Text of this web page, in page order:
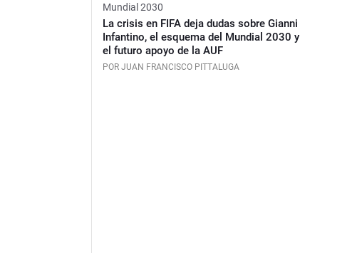
Mundial 2030
La crisis en FIFA deja dudas sobre Gianni
Infantino, el esquema del Mundial 2030 y
el futuro apoyo de la AUF
POR JUAN FRANCISCO PITTALUGA